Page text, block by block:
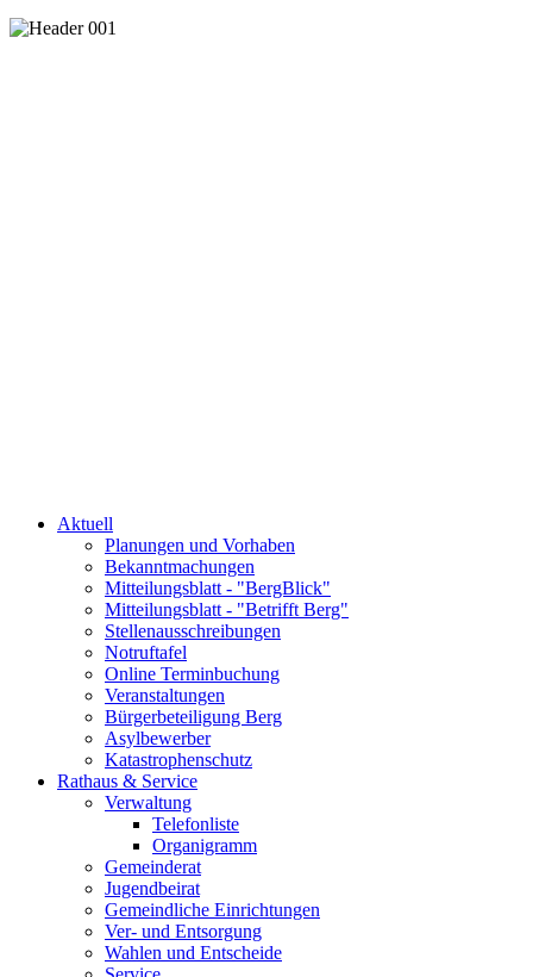
Aktuell
Planungen und Vorhaben
Bekanntmachungen
Mitteilungsblatt - "BergBlick"
Mitteilungsblatt - "Betrifft Berg"
Stellenausschreibungen
Notruftafel
Online Terminbuchung
Veranstaltungen
Bürgerbeteiligung Berg
Asylbewerber
Katastrophenschutz
Rathaus & Service
Verwaltung
Telefonliste
Organigramm
Gemeinderat
Jugendbeirat
Gemeindliche Einrichtungen
Ver- und Entsorgung
Wahlen und Entscheide